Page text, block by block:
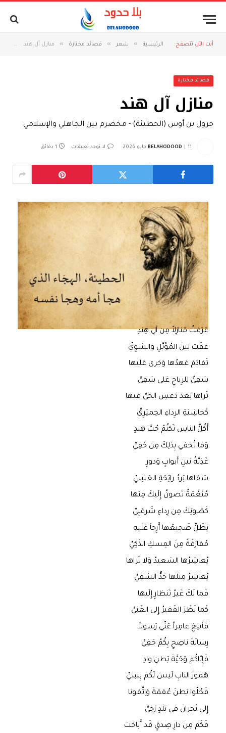
أنت الآن تتصفح: الرئيسية » شعر » قصائد مختارة » منازل آل هند
قصائد مختارة
منازل آل هند
جرول بن أوس (الحطيئة) - مخضرم بين الجاهلي والإسلامي
BELAHODOOD 11 مايو 2026 لا توجد تعليقات 1 دقائق
عَرَفتُ مَنازِلاً مِن آلِ هِندٍ
عَفَت بَينَ المُؤَبَّلِ وَالشَوِيِّ
تَقادَمَ عَهدُها وَجَرى عَلَيها
سَفِيٌّ لِلرِياحِ عَلى سَفِيِّ
تَراها بَعدَ دَعسِ الحَيِّ فيها
كَحاشِيَةِ الرِداءِ الحِميَرِيِّ
أَكُلُّ الناسِ تَكتُمُ حُبَّ هِندٍ
وَما تُخفي بِذَلِكَ مِن خَفِيِّ
غَذِيَّةُ بَينِ أَبوابٍ وَدورٍ
سَقاها بَردُ رائِحَةِ العَشِيِّ
مُنَعَّمَةٌ تَصونُ إِلَيكَ مِنها
كَصَونِكَ مِن رِداءٍ شَرعَبِيِّ
يَظَلُّ ضَجيعُها أَرِجاً عَلَيهِ
مُقارَفَةً مِنَ المِسكِ الذَكِيِّ
يُعاشِرُها السَعيدُ وَلا تَراها
يُعاشِرُ مِثلَها جَدُّ الشَقِيِّ
فَما لَكَ غَيرُ تَنظارٍ إِلَيها
كَما نَظَرَ الفَقيرُ إِلى الغَنِيِّ
فَأَبلِغ عامِراً عَنّي رَسولاً
رِسالَةَ ناصِحٍ بِكُمُ حَفِيِّ
فَإِيّاكُم وَحَيَّةَ بَطنِ وادٍ
هَموزَ النابِ لَيسَ لَكُم بِسِيِّ
فَحُلّوا بَطنَ عُقمَةَ وَاِتَّقونا
إِلى نَجرانَ في بَلَدٍ رَخِيِّ
فَكَم مِن دارِ صِدقٍ قَد أَباحَت